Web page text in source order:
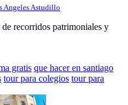
Angeles Astudillo
recorridos patrimoniales y
gratis que hacer en santiago
tour para colegios tour para